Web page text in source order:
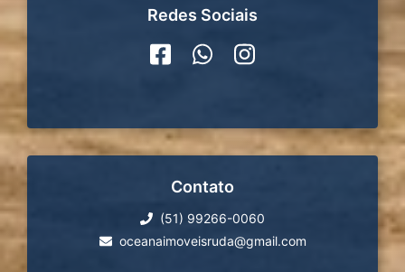
Redes Sociais
Contato
(51) 99266-0060
oceanaimoveisruda@gmail.com